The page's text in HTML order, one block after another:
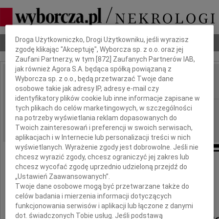
Nekrologi Odeszli Poradnik pogrzebowy
IMIĘ I NAZWISKO: Marcin Przewoźniak
REGION: cała Polska
DATA EMISJI: 23.03.2026
Ze smutkiem i głębokim żalem żegnamy
Dbamy o Twoją prywatność
Droga Użytkowniczko, Drogi Użytkowniku, jeśli wyrazisz
zgodę klikając "Akceptuję", Wyborcza sp. z o.o. oraz jej
Zaufani Partnerzy, w tym [872 ] Zaufanych Partnerów IAB,
jak również Agora S.A. będąca spółką powiązaną z
Wyborcza sp. z o.o., będą przetwarzać Twoje dane
osobowe takie jak adresy IP, adresy e-mail czy
identyfikatory plików cookie lub inne informacje zapisane w
tych plikach do celów marketingowych, w szczególności
na potrzeby wyświetlania reklam dopasowanych do
Twoich zainteresowań i preferencji w swoich serwisach,
aplikacjach i w Internecie lub personalizacji treści w nich
wyświetlanych. Wyrażenie zgody jest dobrowolne. Jeśli nie
chcesz wyrazić zgody, chcesz ograniczyć jej zakres lub
chcesz wycofać zgodę uprzednio udzieloną przejdź do
„Ustawień Zaawansowanych”.
Twoje dane osobowe mogą być przetwarzane także do
celów badania i mierzenia informacji dotyczących
funkcjonowania serwisów i aplikacji lub łączone z danymi
dot. świadczonych Tobie usług. Jeśli podstawą